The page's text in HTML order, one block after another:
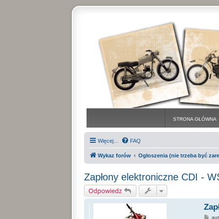
STRONA GŁÓWNA
Więcej… FAQ
Wykaz forów Ogłoszenia (nie trzeba być
Zapłony elektroniczne CDI -
Odpowiedz
P